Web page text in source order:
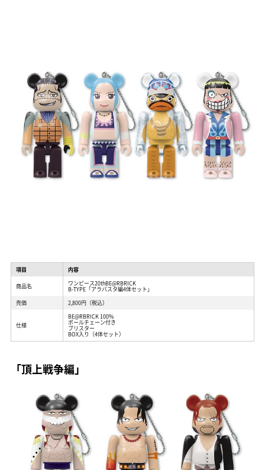
項目 内容
商品名 ワンピース20thBE@RBRICK
B-TYPE「アラバスタ編4体セット」
売価
2,800円（税込）
仕様
BE@RBRICK 100%
ボールチェーン付き
ブリスター
BOX入り（4体セット）
「頂上戦争編」